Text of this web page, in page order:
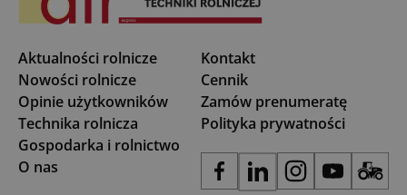
Aktualności rolnicze
Nowości rolnicze
Opinie użytkowników
Technika rolnicza
Gospodarka i rolnictwo
O nas
Kontakt
Cennik
Zamów prenumeratę
Polityka prywatności